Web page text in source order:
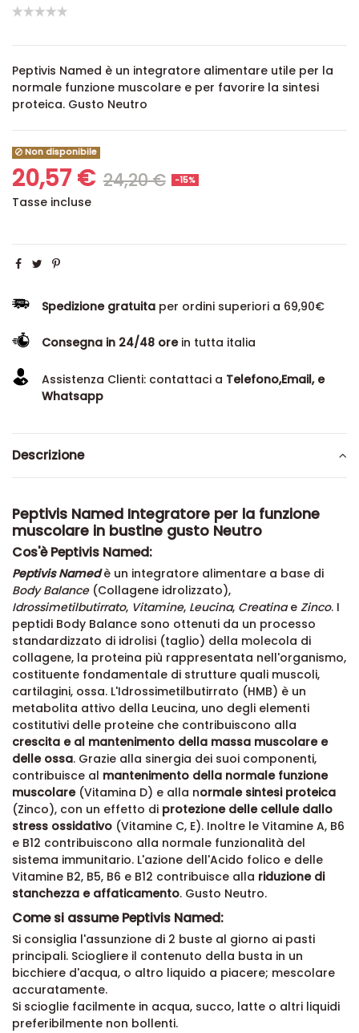
Peptivis Named è un integratore alimentare utile per la
normale funzione muscolare e per favorire la sintesi
proteica. Gusto Neutro
Non disponibile
20,57 € 24,20 € -15%
Tasse incluse
Spedizione gratuita per ordini superiori a 69,90€
Consegna in 24/48 orein tutta italia
Assistenza Clienti: contattaci a Telefono,Email, e
Whatsapp
Descrizione
Peptivis Named Integratore per la funzione
muscolare in bustine gusto Neutro
Cos'è Peptivis Named:
Peptivis Namedè un integratore alimentare a base di
Body Balance(Collagene idrolizzato),
Idrossimetilbutirrato, Vitamine, Leucina, Creatinae Zinco. I
peptidi Body Balance sono ottenuti da un processo
standardizzato di idrolisi (taglio) della molecola di
collagene, la proteina più rappresentata nell'organismo,
costituente fondamentale di strutture quali muscoli,
cartilagini, ossa. L'Idrossimetilbutirrato (HMB) è un
metabolita attivo della Leucina, uno degli elementi
costitutivi delle proteine che contribuiscono alla
crescita e al mantenimento della massa muscolare e
delle ossa. Grazie alla sinergia dei suoi componenti,
contribuisce al mantenimento della normale funzione
muscolare(Vitamina D) e alla normale sintesi proteica
(Zinco), con un effetto di protezione delle cellule dallo
stress ossidativo (Vitamine C, E). Inoltre le Vitamine A, B6
e B12 contribuiscono alla normale funzionalità del
sistema immunitario. L'azione dell'Acido folico e delle
Vitamine B2, B5, B6 e B12 contribuisce alla riduzione di
stanchezza e affaticamento. Gusto Neutro.
Come si assume Peptivis Named:
Si consiglia l'assunzione di 2 buste al giorno ai pasti
principali. Sciogliere il contenuto della busta in un
bicchiere d'acqua, o altro liquido a piacere; mescolare
accuratamente.
Si scioglie facilmente in acqua, succo, latte o altri liquidi
preferibilmente non bollenti.